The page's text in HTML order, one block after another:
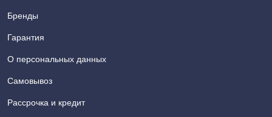
Бренды
Гарантия
О персональных данных
Самовывоз
Рассрочка и кредит